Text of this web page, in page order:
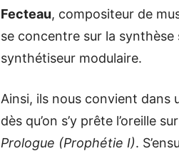
Fecteau, compositeur de
se concentre sur la
synthétiseur modulaire.
Ainsi, ils nous convient
dès qu’on s’y prête l’oreille
Prologue (Prophétie I).